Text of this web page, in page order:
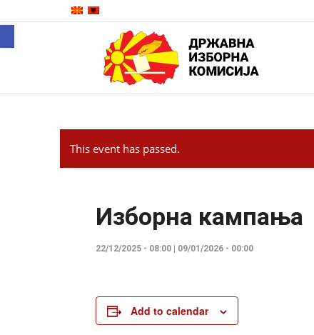
This event has passed.
Изборна кампања
22/12/2025 - 08:00| 09/01/2026 - 00:00
Add to calendar
Open toolbar